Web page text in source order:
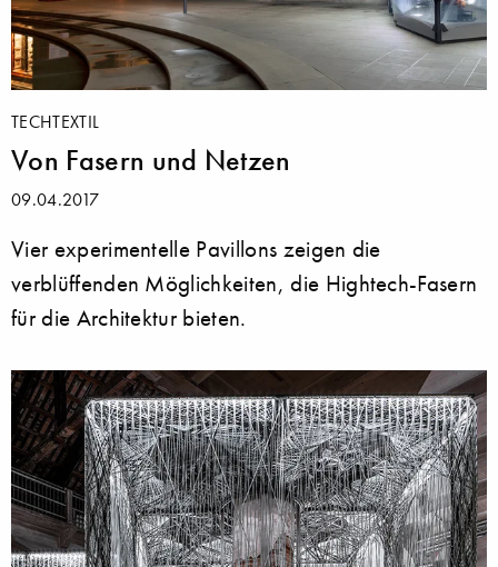
TECHTEXTIL
Von Fasern und Netzen
09.04.2017
Vier experimentelle Pavillons zeigen die
verblüffenden Möglichkeiten, die Hightech-Fasern
für die Architektur bieten.